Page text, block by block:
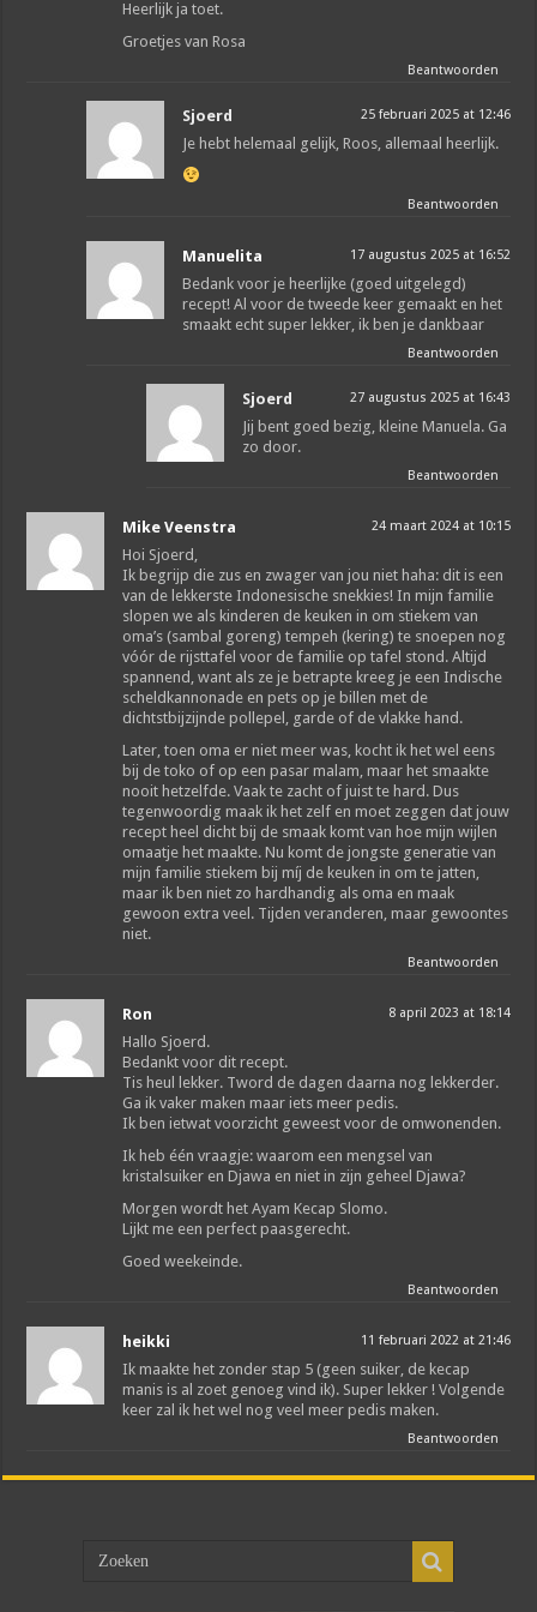
Heerlijk ja toet.
Groetjes van Rosa
Beantwoorden
Sjoerd 25 februari 2025 at 12:46
Je hebt helemaal gelijk, Roos, allemaal heerlijk.
Beantwoorden
Manuelita 17 augustus 2025 at 16:52
Bedank voor je heerlijke (goed uitgelegd)
recept! Al voor de tweede keer gemaakt en het
smaakt echt super lekker, ik ben je dankbaar
Beantwoorden
Sjoerd 27 augustus 2025 at 16:43
Jij bent goed bezig, kleine Manuela. Ga
zo door.
Beantwoorden
Mike Veenstra 24 maart 2024 at 10:15
Hoi Sjoerd,
Ik begrijp die zus en zwager van jou niet haha: dit is een
van de lekkerste Indonesische snekkies! In mijn familie
slopen we als kinderen de keuken in om stiekem van
oma’s (sambal goreng) tempeh (kering) te snoepen nog
vóór de rijsttafel voor de familie op tafel stond. Altijd
spannend, want als ze je betrapte kreeg je een Indische
scheldkannonade en pets op je billen met de
dichtstbijzijnde pollepel, garde of de vlakke hand.
Later, toen oma er niet meer was, kocht ik het wel eens
bij de toko of op een pasar malam, maar het smaakte
nooit hetzelfde. Vaak te zacht of juist te hard. Dus
tegenwoordig maak ik het zelf en moet zeggen dat jouw
recept heel dicht bij de smaak komt van hoe mijn wijlen
omaatje het maakte. Nu komt de jongste generatie van
mijn familie stiekem bij míj de keuken in om te jatten,
maar ik ben niet zo hardhandig als oma en maak
gewoon extra veel. Tijden veranderen, maar gewoontes
niet.
Beantwoorden
Ron 8 april 2023 at 18:14
Hallo Sjoerd.
Bedankt voor dit recept.
Tis heul lekker. Tword de dagen daarna nog lekkerder.
Ga ik vaker maken maar iets meer pedis.
Ik ben ietwat voorzicht geweest voor de omwonenden.
Ik heb één vraagje: waarom een mengsel van
kristalsuiker en Djawa en niet in zijn geheel Djawa?
Morgen wordt het Ayam Kecap Slomo.
Lijkt me een perfect paasgerecht.
Goed weekeinde.
Beantwoorden
heikki 11 februari 2022 at 21:46
Ik maakte het zonder stap 5 (geen suiker, de kecap
manis is al zoet genoeg vind ik). Super lekker ! Volgende
keer zal ik het wel nog veel meer pedis maken.
Beantwoorden